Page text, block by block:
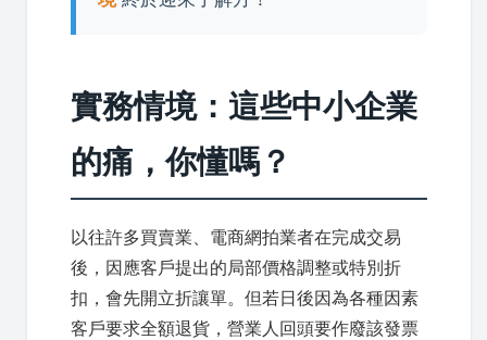
實務情境：這些中小企業
的痛，你懂嗎？
以往許多買賣業、電商網拍業者在完成交易
後，因應客戶提出的局部價格調整或特別折
扣，會先開立折讓單。但若日後因為各種因素
客戶要求全額退貨，營業人回頭要作廢該發票